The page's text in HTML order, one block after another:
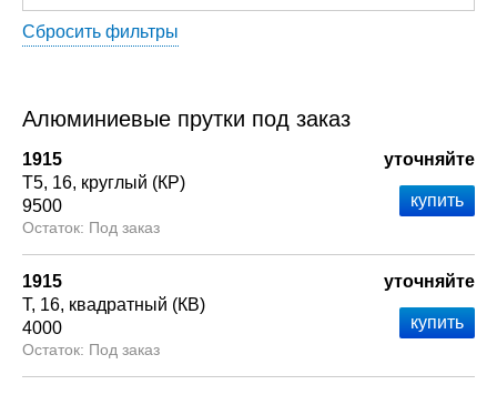
Сбросить фильтры
Алюминиевые прутки под заказ
1915
Т5 16 круглый (КР)
9500
Под заказ
уточняйте
1915
Т 16 квадратный (КВ)
4000
Под заказ
уточняйте